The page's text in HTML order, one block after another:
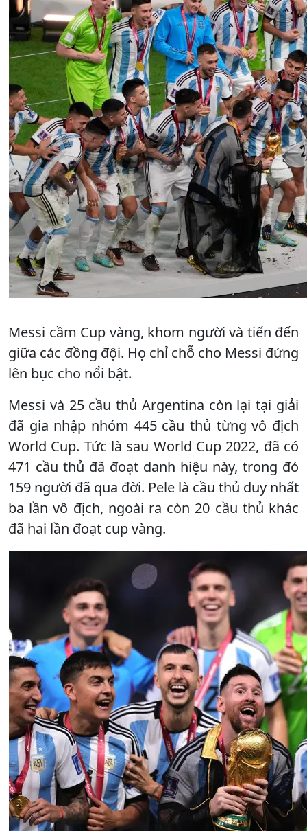
Messi cầm Cup vàng, khom người và tiến đến
giữa các đồng đội. Họ chỉ chỗ cho Messi đứng
lên bục cho nổi bật.
Messi và 25 cầu thủ Argentina còn lại tại giải
đã gia nhập nhóm 445 cầu thủ từng vô địch
World Cup. Tức là sau World Cup 2022, đã có
471 cầu thủ đã đoạt danh hiệu này, trong đó
159 người đã qua đời. Pele là cầu thủ duy nhất
ba lần vô địch, ngoài ra còn 20 cầu thủ khác
đã hai lần đoạt cup vàng.